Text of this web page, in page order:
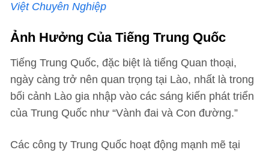
Việt Chuyên Nghiệp
Ảnh Hưởng Của Tiếng Trung Quốc
Tiếng Trung Quốc, đặc biệt là tiếng Quan thoại,
ngày càng trở nên quan trọng tại Lào, nhất là trong
bối cảnh Lào gia nhập vào các sáng kiến phát triển
của Trung Quốc như “Vành đai và Con đường.”
Các công ty Trung Quốc hoạt động mạnh mẽ tại